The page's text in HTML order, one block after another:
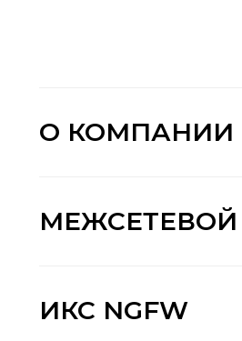
О КОМПАНИИ
МЕЖСЕТЕВОЙ
ИКС NGFW